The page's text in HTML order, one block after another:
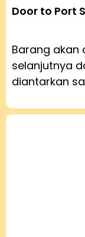
Door to Port
Barang akan
selanjutnya
diantarkan